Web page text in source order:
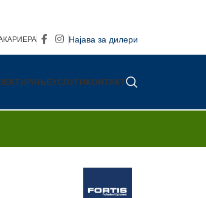
КАРИЕРА Најава за дилери
УСЛУГИКОНТАКТ